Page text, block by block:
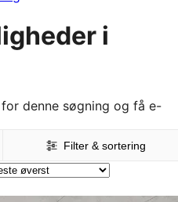
i
denne søgning og få e-
Filter & sortering